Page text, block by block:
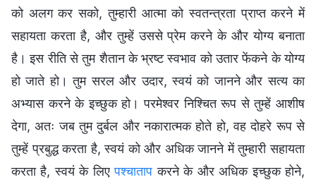
को अलग कर सको, तुम्हारी आत्मा को स्वतन्त्रता प्राप्त करने में
सहायता करता है, और तुम्हें उससे प्रेम करने के और योग्य बनाता
है। इस रीति से तुम शैतान के भ्रष्ट स्वभाव को उतार फेंकने के योग्य
हो जाते हो। तुम सरल और उदार, स्वयं को जानने और सत्य का
अभ्यास करने के इच्छुक हो। परमेश्वर निश्चित रूप से तुम्हें आशीष
देगा, अतः जब तुम दुर्बल और नकारात्मक होते हो, वह दोहरे रूप से
तुम्हें प्रबुद्ध करता है, स्वयं को और अधिक जानने में तुम्हारी सहायता
करता है, स्वयं के लिएपश्चाताप करने के और अधिक इच्छुक होने,